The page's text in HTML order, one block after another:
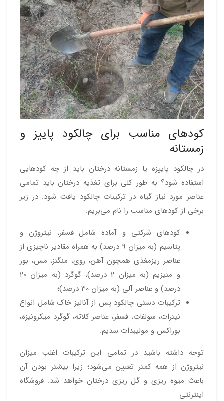
کودهای مناسب برای چالکود پاییز و
زمستانه
در چالکود پاییزه یا زمستانه درختان باید از چه کودهایی
استفاده شود؟ به طور کلی برای تغذیه درختان باید تمامی
عناصر مورد نیاز گیاه در ترکیبات چالکود یافت شود. در زیر
برخی از کودهای مناسب را نام می‌بریم:
کودهای شرکتی و آماده شامل فسفر، نیتروژن و
پتاسیم (به میزان ۹ درصد) به همراه مقادیر ناچیزی از
عناصر ریزمغذی همچون آهن، روی، منگنز، مس، بور
و منیزیم (به میزان 2 درصد)، گوگرد (به میزان 20
درصد) و عناصر آلی (به میزان 30 درصد)؛
ترکیبات دستی چالکود پس از آنالیز خاک شامل انواع
نیترات، سولفات، فسفر، عناصر کلاته، گوگرد میکرونیزه،
بوراکس و مولیبدات سدیم.
توجه داشته باشید در تمامی این ترکیبات اغلب میزان
نیتروژن از همه کمتر تعیین می‌شود؛ زیرا بیشتر بودن آن
باعث میوه ریزی و گل ریزی درختان خواهد شد. فروشگاه
اینترنتی